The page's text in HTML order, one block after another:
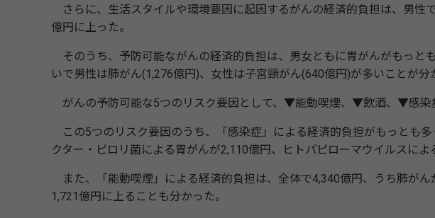
さらに、生活スタイルや環境要因に起因するがんの経済的負担は、男性
億円に上った。
そのうち、予防可能ながんの経済的負担は、男女ともに胃がんがもっと
いで男性は肺がん(1,276億円)、女性は子宮頸がん(640億円)が多いことが分
がんの予防可能な5つのリスク要因として、▼能動喫煙、▼飲酒、▼感染
この5つのリスク要因のうち、「感染症」による経済的負担がもっとも
クター・ピロリ菌による胃がんが2,110億円、ヒトパピローマウイルスによ
また、「能動喫煙」による経済的負担は、全体で4,340億円、うち肺が
1,721億円に上ることも分かった。